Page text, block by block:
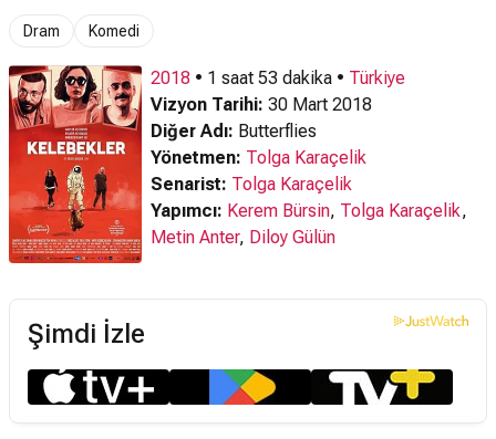
Dram Komedi
2018 • 1 saat 53 dakika • Türkiye
Vizyon Tarihi: 30 Mart 2018
Diğer Adı: Butterflies
Yönetmen: Tolga Karaçelik
Senarist: Tolga Karaçelik
Yapımcı: Kerem Bürsin, Tolga Karaçelik,
Metin Anter, Diloy Gülün
Şimdi İzle